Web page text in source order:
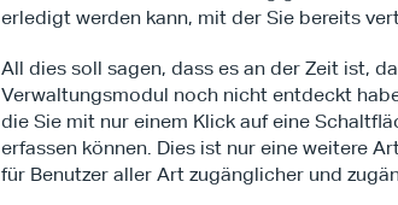
erledigt werden kann, mit der Sie bereits
All dies soll sagen, dass es an der Zeit ist,
Verwaltungsmodul noch nicht entdeckt
die Sie mit nur einem Klick auf eine
erfassen können. Dies ist nur eine weitere
für Benutzer aller Art zugänglicher und